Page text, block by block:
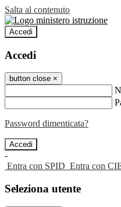
Salta al contenuto
Accedi
Accedi
button close ×
Password dimenticata?
-
Entra con SPID Entra con
Seleziona utente